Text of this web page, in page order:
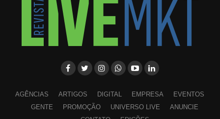
AGÊNCIAS ARTIGOS DIGITAL EMPRESA
EVENTOS
GENTE
PROMOÇÃO UNIVERSO LIVE
ANUNCIE